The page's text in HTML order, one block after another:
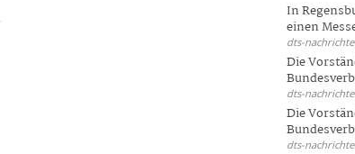
In
einen
dts-
Die
dts-
Die
dts-